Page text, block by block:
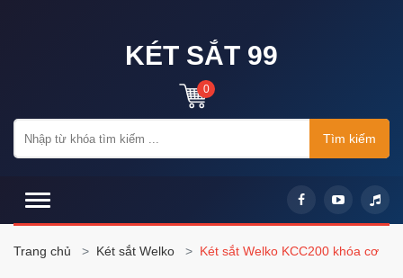
KÉT SẮT 99
0
Tìm kiếm
Trang chủ Két sắt Welko Két sắt Welko KCC200 khóa cơ